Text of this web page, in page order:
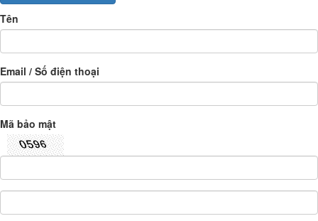
Tên
Email / Số điện thoại
Mã bảo mật